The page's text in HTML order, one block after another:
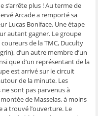
n
n
o
u
v
e
l
l
e
f
e
ê
t
r
e
)
e
a
n
s
u
n
e
n
o
u
v
l
e
f
e
n
s’arrête plus ! Au terme de
Arcade a remporté sa
Lucas Boniface. Une étape
autant gagner. Le groupe
de la TMC, Duculty
d’un autre membre d’un
que d’un représentant de la
est arrivé sur le circuit
de la minute. Les
sont pas parvenus à
de Masselas, à moins
a trouvé l’ouverture. Le